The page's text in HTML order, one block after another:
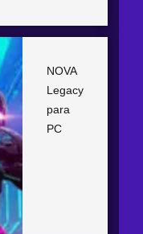
NOVA
Legacy
para
PC